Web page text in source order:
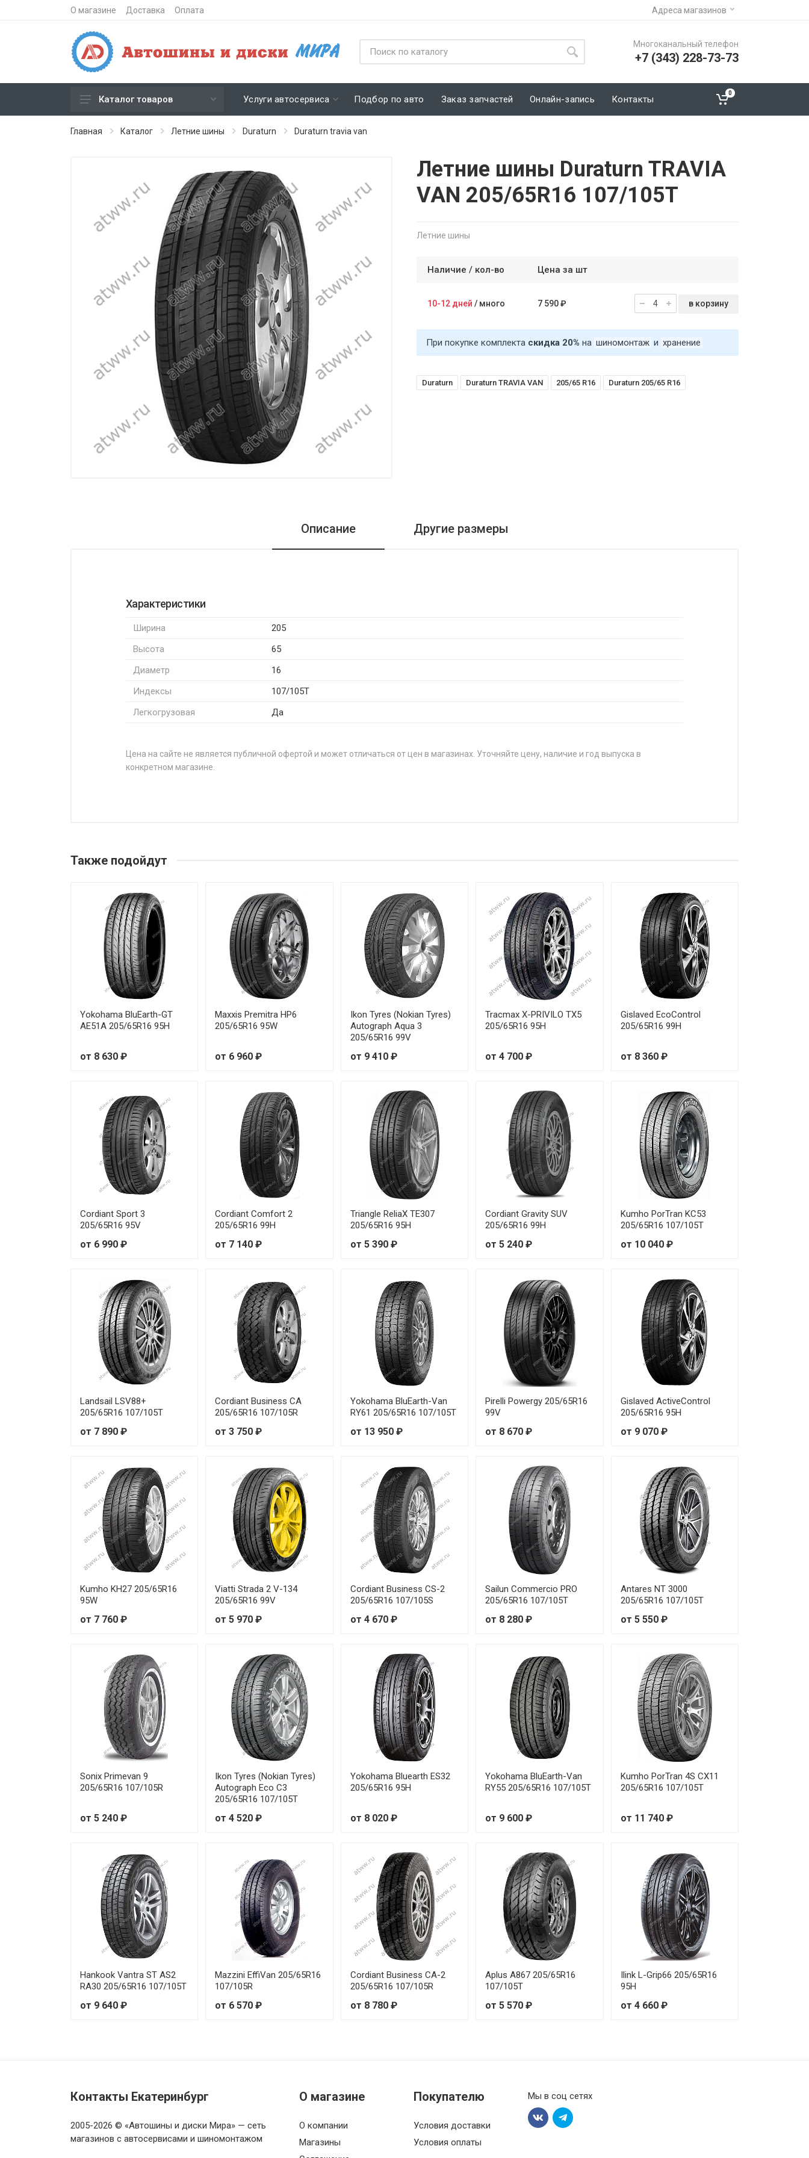
О магазине Доставка Оплата Адреса магазинов
Многоканальный телефон
+7 (343) 228-73-73
Зимние шипованные шины
Литые диски
Штампованные диски
Кованые диски
Каталог товаров Услуги автосервиса Подбор по авто Заказ запчастей Онлайн-запись Контакты
0
Главная Каталог Летние шины Duraturn Duraturn travia van
Летние шины Duraturn TRAVIA
VAN 205/65R16 107/105T
Летние шины
Наличие / кол-во Цена за шт
10-12 дней / много 7 590 ₽ в корзину
При покупке комплекта скидка 20% на шиномонтаж и хранение
Duraturn Duraturn TRAVIA VAN 205/65 R16 Duraturn 205/65 R16
Описание Другие размеры
Характеристики
Ширина
205
Высота
65
Диаметр
16
Индексы
107/105T
Легкогрузовая
Да
Цена на сайте не является публичной офертой и может отличаться от цен в магазинах. Уточняйте цену, наличие и год выпуска в
конкретном магазине.
Duraturn TRAVIA VAN 205/70R15 106/104R
Duraturn TRAVIA VAN 215/65R16 109/107R от 7 430 ₽
Duraturn TRAVIA VAN 225/65R16 112/110R от 7 640 ₽
Duraturn TRAVIA VAN 185/75R16 104/102R
Duraturn TRAVIA VAN 195/75R16 107/105R
Duraturn TRAVIA VAN 235/65R16 115/113R
Также подойдут
Yokohama BluEarth-GT
AE51A 205/65R16 95H
от 8 630 ₽
Maxxis Premitra HP6
205/65R16 95W
от 6 960 ₽
Ikon Tyres (Nokian Tyres)
Autograph Aqua 3
205/65R16 99V
от 9 410 ₽
Tracmax X-PRIVILO TX5
205/65R16 95H
от 4 700 ₽
Gislaved EcoControl
205/65R16 99H
от 8 360 ₽
Cordiant Sport 3
205/65R16 95V
от 6 990 ₽
Cordiant Comfort 2
205/65R16 99H
от 7 140 ₽
Triangle ReliaX TE307
205/65R16 95H
от 5 390 ₽
Cordiant Gravity SUV
205/65R16 99Н
от 5 240 ₽
Kumho PorTran KC53
205/65R16 107/105T
от 10 040 ₽
Landsail LSV88+
205/65R16 107/105T
от 7 890 ₽
Cordiant Business CA
205/65R16 107/105R
от 3 750 ₽
Yokohama BluEarth-Van
RY61 205/65R16 107/105T
от 13 950 ₽
Pirelli Powergy 205/65R16
99V
от 8 670 ₽
Gislaved ActiveControl
205/65R16 95H
от 9 070 ₽
Kumho KH27 205/65R16
95W
от 7 760 ₽
Viatti Strada 2 V-134
205/65R16 99V
от 5 970 ₽
Cordiant Business CS-2
205/65R16 107/105S
от 4 670 ₽
Sailun Commercio PRO
205/65R16 107/105T
от 8 280 ₽
Antares NT 3000
205/65R16 107/105T
от 5 550 ₽
Sonix Primevan 9
205/65R16 107/105R
от 5 240 ₽
Ikon Tyres (Nokian Tyres)
Autograph Eco C3
205/65R16 107/105T
от 4 520 ₽
Yokohama Bluearth ES32
205/65R16 95H
от 8 020 ₽
Yokohama BluEarth-Van
RY55 205/65R16 107/105T
от 9 600 ₽
Kumho PorTran 4S CX11
205/65R16 107/105T
от 11 740 ₽
Hankook Vantra ST AS2
RA30 205/65R16 107/105T
от 9 640 ₽
Mazzini EffiVan 205/65R16
107/105R
от 6 570 ₽
Cordiant Business СА-2
205/65R16 107/105R
от 8 780 ₽
Aplus A867 205/65R16
107/105T
от 5 570 ₽
Ilink L-Grip66 205/65R16
95H
от 4 660 ₽
Контакты Екатеринбург
2005-2026 © «Автошины и диски Мира» — сеть
магазинов с автосервисами и шиномонтажом
О магазине
О компании
Магазины
Покупателю
Условия доставки
Условия оплаты
Мы в соц сетях